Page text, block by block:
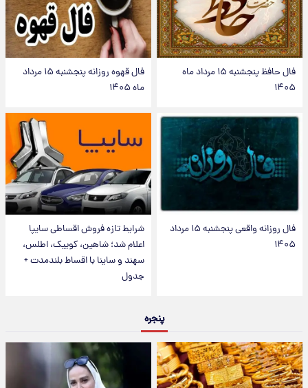
فال حافظ پنجشنبه ۱۵ مرداد ماه
۱۴۰۵
فال قهوه روزانه پنجشنبه ۱۵ مرداد
ماه ۱۴۰۵
فال روزانه واقعی پنجشنبه ۱۵ مرداد
۱۴۰۵
شرایط تازه فروش اقساطی سایپا
اعلام شد؛ شاهین، کوییک، اطلس،
سهند و ساینا با اقساط بلندمدت +
جدول
پنجره